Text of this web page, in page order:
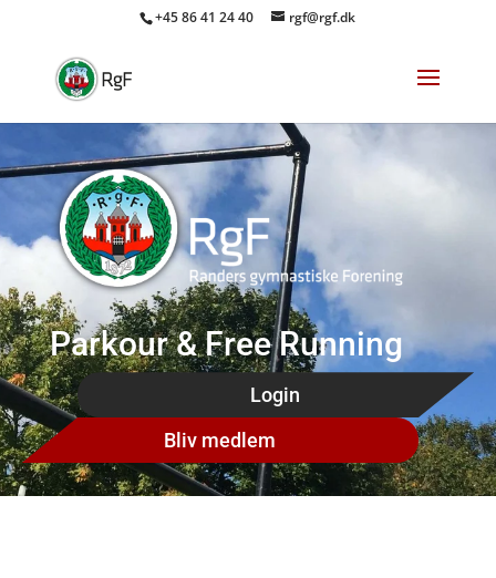
+45 86 41 24 40 rgf@rgf.dk
Parkour & Free Running
Login
Bliv medlem